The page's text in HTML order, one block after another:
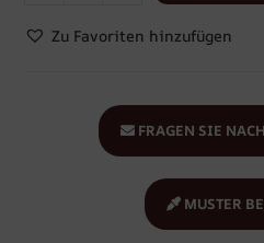
Zu Favoriten hinzufügen
MUSTER
FRAGEN SIE